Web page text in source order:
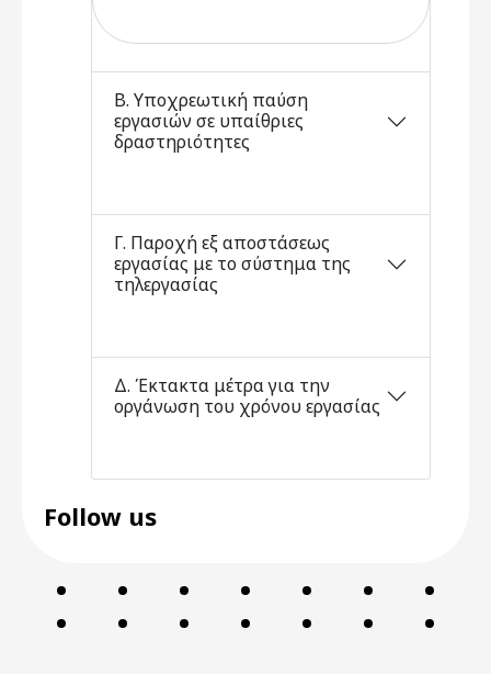
Β. Υποχρεωτική παύση
εργασιών σε υπαίθριες
δραστηριότητες
Γ. Παροχή εξ αποστάσεως
εργασίας με το σύστημα της
τηλεργασίας
Δ. Έκτακτα μέτρα για την
οργάνωση του χρόνου εργασίας
Follow us